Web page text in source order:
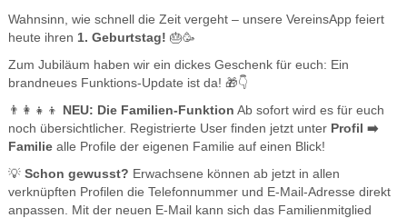
Wahnsinn, wie schnell die Zeit vergeht – unsere VereinsApp feiert
heute ihren 1. Geburtstag! 🎂🥳
Zum Jubiläum haben wir ein dickes Geschenk für euch: Ein
brandneues Funktions-Update ist da! 🎁👇
👨‍👩‍👧‍👦 NEU: Die Familien-Funktion Ab sofort wird es für euch
noch übersichtlicher. Registrierte User finden jetzt unter Profil ➡️
Familiealle Profile der eigenen Familie auf einen Blick!
💡 Schon gewusst? Erwachsene können ab jetzt in allen
verknüpften Profilen die Telefonnummer und E-Mail-Adresse direkt
anpassen. Mit der neuen E-Mail kann sich das Familienmitglied